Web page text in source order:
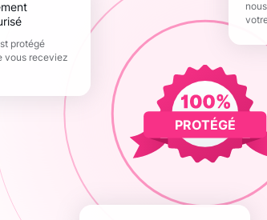
PROTÉGÉ
protégé
vous receviez